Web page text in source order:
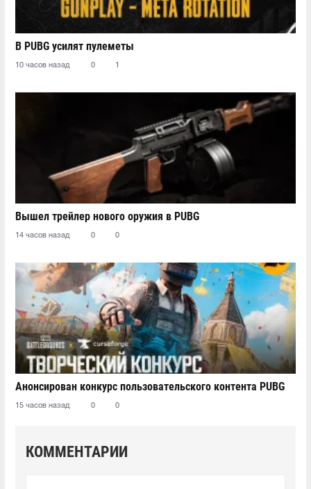
В PUBG усилят пулеметы
10 часов назад 0 1
Вышел трейлер нового оружия в PUBG
14 часов назад 0 0
Анонсирован конкурс пользовательского контента PUBG
15 часов назад 0 0
КОММЕНТАРИИ